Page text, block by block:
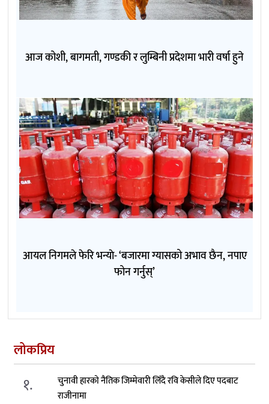
आज कोशी, बागमती, गण्डकी र लुम्बिनी प्रदेशमा भारी वर्षा हुने
आयल निगमले फेरि भन्याे- ‘बजारमा ग्यासको अभाव छैन, नपाए
फोन गर्नुस्’
लोकप्रिय
१.
चुनावी हारको नैतिक जिम्मेवारी लिँदै रवि केसीले दिए पदबाट
राजीनामा